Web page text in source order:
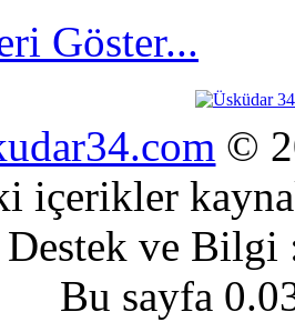
Göster...
©
içerikler
Destek ve
Bu sayfa